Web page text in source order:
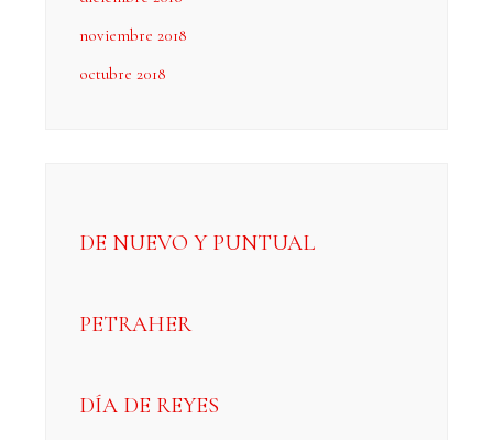
noviembre 2018
octubre 2018
DE NUEVO Y PUNTUAL
PETRAHER
DÍA DE REYES